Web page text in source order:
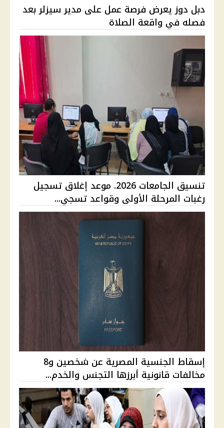
دبل دوز يعرض فرصة عمل على مدير سيزلر بعد
فصله في واقعة الصلاة
تنسيق الجامعات 2026. موعد إغلاق تسجيل
رغبات المرحلة الأولى وقواعد تسجي...
إسقاط الجنسية المصرية عن شخصين و8
مخالفات قانونية أبرزها التجنس والخدم...